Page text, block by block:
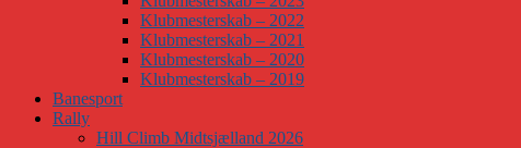
Klubmesterskab – 2022
Klubmesterskab – 2021
Klubmesterskab – 2020
Klubmesterskab – 2019
Banesport
Rally
Hill Climb Midtsjælland 2026